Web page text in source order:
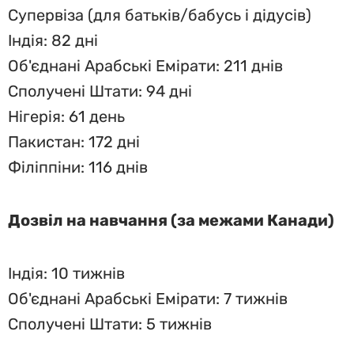
Супервіза (для батьків/бабусь і дідусів)
Індія: 82 дні
Об'єднані Арабські Емірати: 211 днів
Сполучені Штати: 94 дні
Нігерія: 61 день
Пакистан: 172 дні
Філіппіни: 116 днів
Дозвіл на навчання (за межами Канади)
Індія: 10 тижнів
Об'єднані Арабські Емірати: 7 тижнів
Сполучені Штати: 5 тижнів